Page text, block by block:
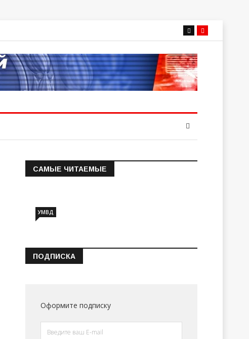
САМЫЕ ЧИТАЕМЫЕ
Информация о состоянии
УМВД
ПОДПИСКА
Оформите подписку